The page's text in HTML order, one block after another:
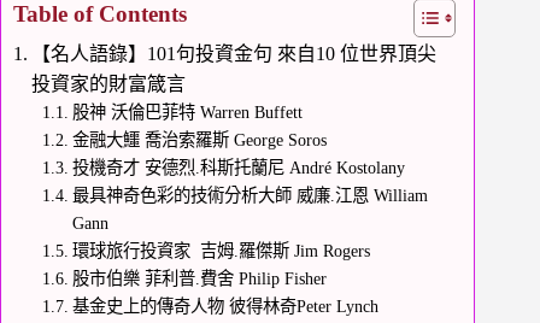
Table of Contents
【名人語錄】101句投資金句 來自10 位世界頂尖
投資家的財富箴言
股神 沃倫巴菲特 Warren Buffett
金融大鱷 喬治索羅斯 George Soros
投機奇才 安德烈.科斯托蘭尼 André Kostolany
最具神奇色彩的技術分析大師 威廉.江恩 William
Gann
環球旅行投資家 吉姆.羅傑斯 Jim Rogers
股市伯樂 菲利普.費舍 Philip Fisher
基金史上的傳奇人物 彼得林奇Peter Lynch